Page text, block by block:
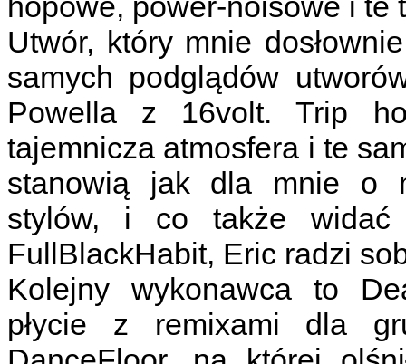
Utwór, który mnie
samych podglądów
Powella z 16volt. Trip
tajemnicza atmosfera i te
stanowią jak dla mnie o
stylów, i co także widać
FullBlackHabit, Eric radzi
Kolejny wykonawca to
płycie z remixami dla